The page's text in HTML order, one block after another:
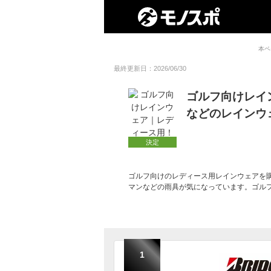
本
最終更新日：2026/06/30
決定
ゴルフ向けレ
などのレインウ
ゴルフ向けのレディース用レインウェア
マンなどの雨具が気になっています。ゴ
1